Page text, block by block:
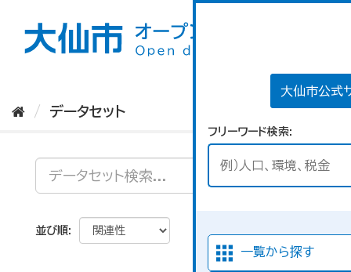
大仙市公式
フリーワード検索
一覧から探す
データセット
並び順